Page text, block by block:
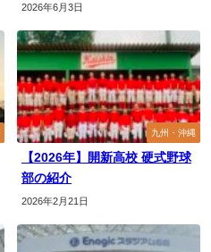
2026年6月3日
九州・沖縄
【2026年】開新高校 硬式野球
部の紹介
2026年2月21日